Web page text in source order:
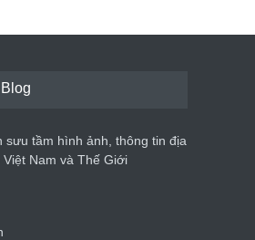
Tam giác mạch khoe sắc
du lịch quốc gia
Cảnh đẹp Việt Nam 24/04/2020
sưu tầm hình ảnh, thông tin địa
Nam và Thế Giới